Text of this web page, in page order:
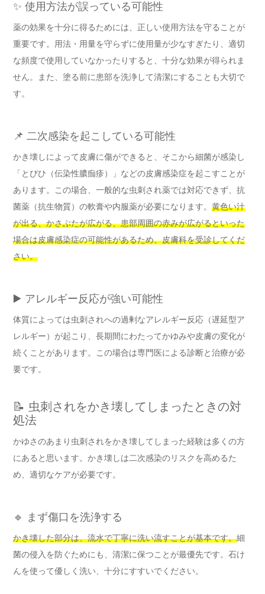
✨ 使用方法が誤っている可能性
薬の効果を十分に得るためには、正しい使用方法を守ることが
重要です。用法・用量を守らずに使用量が少なすぎたり、適切
な頻度で使用していなかったりすると、十分な効果が得られま
せん。また、塗る前に患部を洗浄して清潔にすることも大切で
す。
📌 二次感染を起こしている可能性
かき壊しによって皮膚に傷ができると、そこから細菌が感染し
「とびひ（伝染性膿痂疹）」などの皮膚感染症を起こすことが
あります。この場合、一般的な虫刺され薬では対応できず、抗
菌薬（抗生物質）の軟膏や内服薬が必要になります。 黄色い汁
が出る、かさぶたが広がる、患部周囲の赤みが広がるといった
場合は皮膚感染症の可能性があるため、皮膚科を受診してくだ
さい。
▶️ アレルギー反応が強い可能性
体質によっては虫刺されへの過剰なアレルギー反応（遅延型ア
レルギー）が起こり、長期間にわたってかゆみや皮膚の変化が
続くことがあります。この場合は専門医による診断と治療が必
要です。
📝 虫刺されをかき壊してしまったときの対
処法
かゆさのあまり虫刺されをかき壊してしまった経験は多くの方
にあると思います。かき壊しは二次感染のリスクを高めるた
め、適切なケアが必要です。
🔹 まず傷口を洗浄する
かき壊した部分は、流水で丁寧に洗い流すことが基本です。細
菌の侵入を防ぐためにも、清潔に保つことが最優先です。石け
んを使って優しく洗い、十分にすすいでください。